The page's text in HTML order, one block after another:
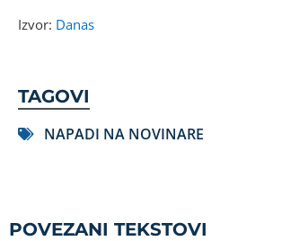
Izvor: Danas
TAGOVI
NAPADI NA NOVINARE
POVEZANI TEKSTOVI